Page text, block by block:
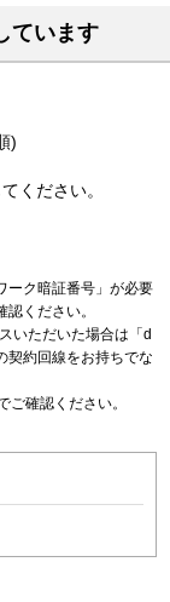
ています
)
ください。
ーク暗証番号」が必要
認ください。
いただいた場合は「d
契約回線をお持ちでな
ご確認ください。